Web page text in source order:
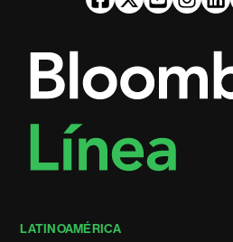
LATINOAMÉRICA